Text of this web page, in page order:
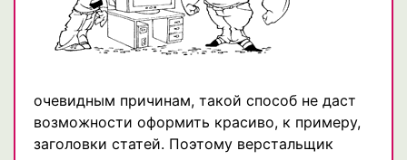
очевидным причинам, такой способ не даст
возможности оформить красиво, к примеру,
заголовки статей. Поэтому верстальщик